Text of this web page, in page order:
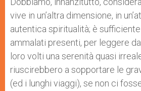
vive in un’altra dimensione, in
autentica spiritualità; è
ammalati presenti, per leggere
loro volti una serenità quasi
riuscirebbero a sopportare le
(ed i lunghi viaggi), se non ci